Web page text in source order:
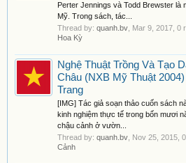
Perter Jennings và Todd Brewster là
Mỹ. Trong sách, tác...
Thread by: quanh.bv Mar 9, 2017 , 0
Hoa Kỳ
Nghệ Thuật Trồng Và Tạo
Châu (NXB Mỹ Thuật
Trang
[IMG] Tác giả soạn thảo cuốn sách
kinh nghiệm thực tế trong bốn mươi
chậu cảnh ở vườn...
Thread by: quanh.bv Nov 25, 2015 ,
Cảnh